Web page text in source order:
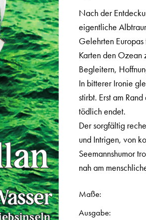
Nach der
eigentliche
Gelehrten
Karten den Ozean
Begleitern,
In bitterer Ironie
stirbt. Erst am
tödlich endet.
Der sorgfältig
und Intrigen, von
Seemannshumor
nah am
Maße
Ausgabe